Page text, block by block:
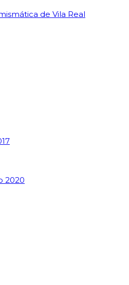
de Vila Real
2020